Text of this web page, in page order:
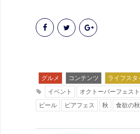
グルメ コンテンツ
ライフスタ
イベント
オクトーバーフェスト
ビール
ビアフェス 秋 食欲の秋